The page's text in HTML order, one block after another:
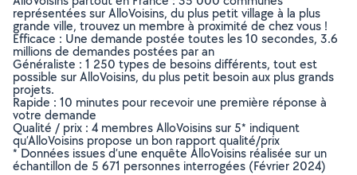
représentées sur AlloVoisins, du plus petit village à la plus
grande ville, trouvez un membre à proximité de chez vous !
Efficace : Une demande postée toutes les 10 secondes, 3.6
millions de demandes postées par an
Généraliste : 1 250 types de besoins différents, tout est
possible sur AlloVoisins, du plus petit besoin aux plus grands
projets.
Rapide : 10 minutes pour recevoir une première réponse à
votre demande
Qualité / prix : 4 membres AlloVoisins sur 5* indiquent
qu’AlloVoisins propose un bon rapport qualité/prix
* Données issues d’une enquête AlloVoisins réalisée sur un
échantillon de 5 671 personnes interrogées (Février 2024)